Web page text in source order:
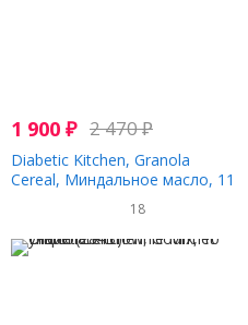
1 900 ₽ 2 470₽
Diabetic Kitchen, Granola
Cereal, Миндальное масло, 11
18